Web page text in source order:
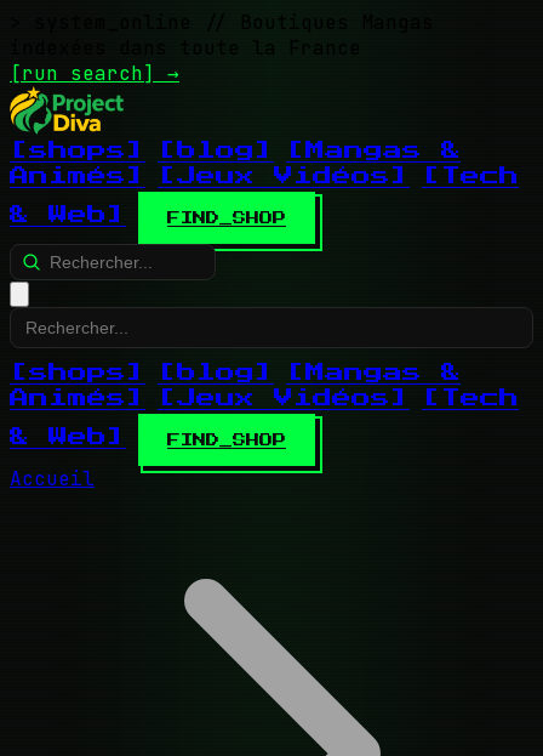
// Boutiques Mangas
indexées dans toute la France
[run search] →
[shops] [blog]
[Mangas &
Animés]
[Jeux Vidéos]
[Tech
& Web]
FIND_SHOP
[shops] [blog]
[Mangas &
Animés]
[Jeux Vidéos]
[Tech
& Web]
FIND_SHOP
Accueil